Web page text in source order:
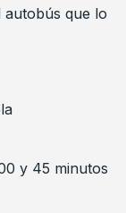
que lo
y 45 minutos